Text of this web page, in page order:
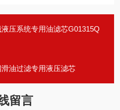
压系统专用油滤芯G01315Q
油过滤专用液压滤芯
留言